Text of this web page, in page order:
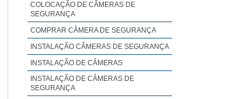
COLOCAÇÃO DE CÂMERAS DE
SEGURANÇA
COMPRAR CÂMERA DE SEGURANÇA
INSTALAÇÃO CÂMERAS DE SEGURANÇA
INSTALAÇÃO DE CÂMERAS
INSTALAÇÃO DE CÂMERAS DE
SEGURANÇA